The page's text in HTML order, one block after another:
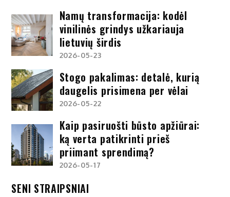
Namų transformacija: kodėl
vinilinės grindys užkariauja
lietuvių širdis
2026-05-23
Stogo pakalimas: detalė, kurią
daugelis prisimena per vėlai
2026-05-22
Kaip pasiruošti būsto apžiūrai:
ką verta patikrinti prieš
priimant sprendimą?
2026-05-17
SENI STRAIPSNIAI